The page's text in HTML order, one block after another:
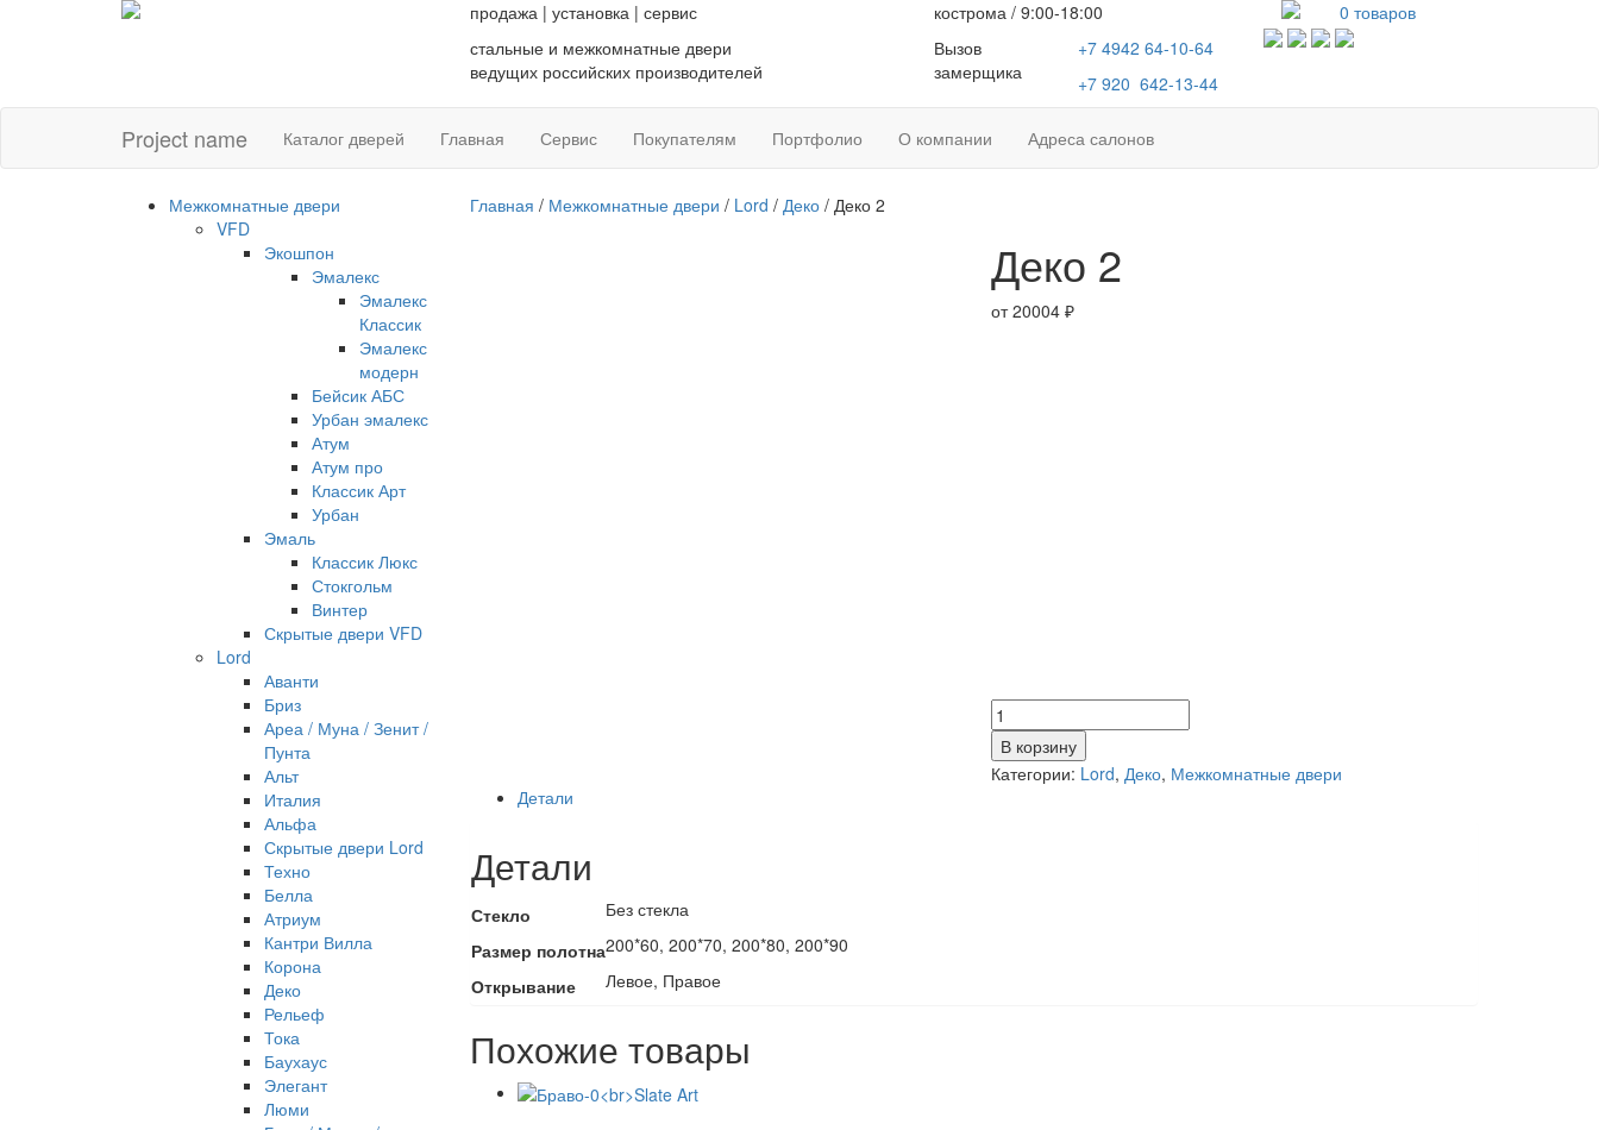
продажа | установка | сервис
стальные и межкомнатные двери
ведущих российских производителей
кострома / 9:00-18:00
Вызов
замерщика
+7 494264-10-64
+7920 642-13-44
0 товаров
Project name Каталог дверей Главная Сервис Покупателям Портфолио О компании Адреса салонов
Межкомнатные двери
VFD
Экошпон
Эмалекс
Эмалекс
Классик
Эмалекс
модерн
Бейсик АБС
Урбан эмалекс
Атум
Атум про
Классик Арт
Урбан
Эмаль
Классик Люкс
Стокгольм
Винтер
Скрытые двери VFD
Lord
Аванти
Бриз
Ареа / Муна / Зенит /
Пунта
Альт
Италия
Альфа
Скрытые двери Lord
Техно
Белла
Атриум
Кантри Вилла
Корона
Деко
Рельеф
Тока
Баухаус
Элегант
Люми
Главная / Межкомнатные двери / Lord / Деко/ Деко 2
Деко 2
от20004₽
Количество
товара
Деко
2
В корзину
Категории: Lord,Деко, Межкомнатные двери
Детали
Детали
Стекло
Без стекла
Размер полотна200*60, 200*70, 200*80, 200*90
Открывание
Левое, Правое
Похожие товары